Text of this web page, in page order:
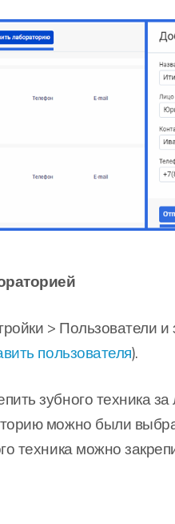
> Пользователи
пользователя).
зубного техника
можно были
техника можно